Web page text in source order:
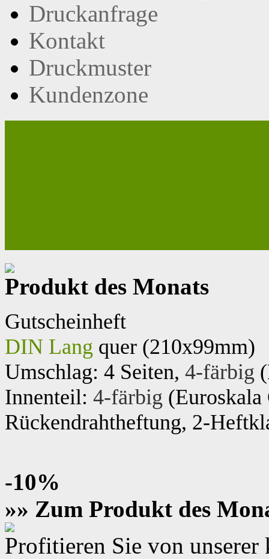
Druckanfrage
Kontakt
Druckmuster
Kundenzone
Produkt des Monats
Gutscheinheft
DIN Lang quer (210x99mm)
Umschlag: 4 Seiten, 4-färbig
Innenteil: 4-färbig
Rückendrahtheftung, 2-
-10%
»» Zum Produkt des
Profitieren Sie von unserer